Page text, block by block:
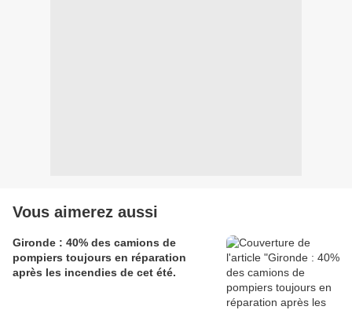
Vous aimerez aussi
Gironde : 40% des camions de
pompiers toujours en réparation
après les incendies de cet été.